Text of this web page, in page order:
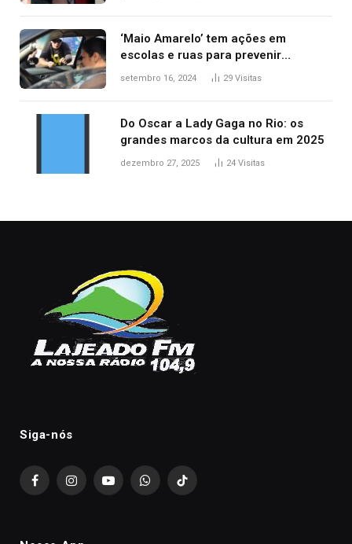
‘Maio Amarelo’ tem ações em
escolas e ruas para prevenir
acidentes no trânsito no AP
setembro 16, 2024 29 Visitas
Do Oscar a Lady Gaga no Rio: os
grandes marcos da cultura em 2025
dezembro 27, 2025 24 Visitas
Siga-nós
FacebookInstagramYouTubeWhatsAppTikTok